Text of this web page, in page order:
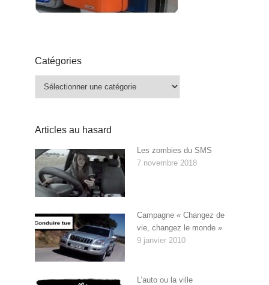
Catégories
Articles au hasard
Les zombies du SMS
7 novembre 2018
Campagne « Changez de
vie, changez le monde »
9 janvier 2010
L’auto ou la ville